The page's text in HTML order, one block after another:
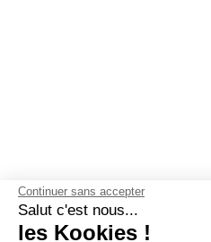
Continuer sans accepter
Salut c'est nous...
les Kookies !